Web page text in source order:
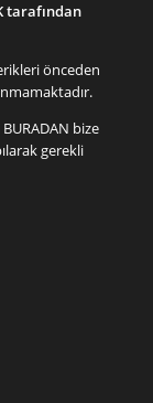
tarafından
önceden
BURADAN bize
gerekli